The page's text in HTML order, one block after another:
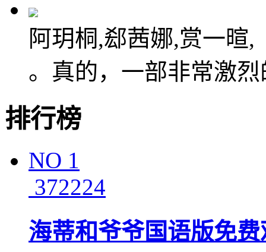
阿玥桐,郄茜娜,赏一暄,
。真的，一部非常激
排行榜
NO 1
372224
海蒂和爷爷国语版免